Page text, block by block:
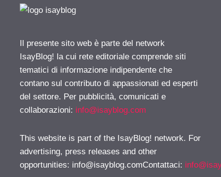
Il presente sito web è parte del network
IsayBlog! la cui rete editoriale comprende siti
tematici di informazione indipendente che
contano sul contributo di appassionati ed esperti
del settore. Per pubblicità, comunicati e
collaborazioni: info@isayblog.com
This website is part of the IsayBlog! network. For
advertising, press releases and other
opportunities: info@isayblog.comContattaci: